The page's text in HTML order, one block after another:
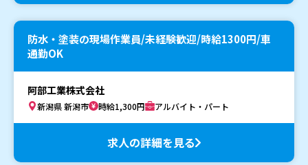
防水・塗装の現場作業員/未経験歓迎/時給1300円/車
通勤OK
阿部工業株式会社
新潟県 新潟市 時給1,300円 アルバイト・パート
求人の詳細を見る